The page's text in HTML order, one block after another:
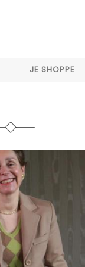
JE SHOPPE